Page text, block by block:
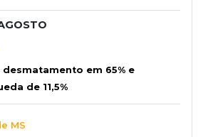
em 65% e
de 11,5%
MS